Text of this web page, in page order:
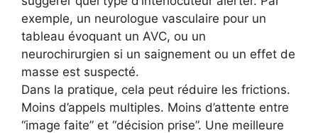
exemple, un neurologue vasculaire pour un
tableau évoquant un AVC, ou un
neurochirurgien si un saignement ou un effet de
masse est suspecté.
Dans la pratique, cela peut réduire les frictions.
Moins d’appels multiples. Moins d’attente entre
“image faite” et “décision prise”. Une meilleure